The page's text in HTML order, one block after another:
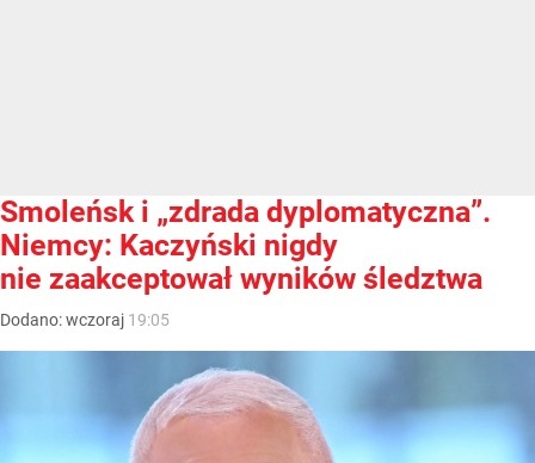
Smoleńsk i „zdrada dyplomatyczna”.
Niemcy: Kaczyński nigdy
nie zaakceptował wyników śledztwa
Dodano:wczoraj 19:05